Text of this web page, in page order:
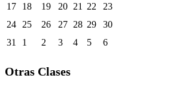
17
18 19 20 21 22
23
24
25 26 27 28 29
30
31
1 2 3 4 5 6
Otras Clases